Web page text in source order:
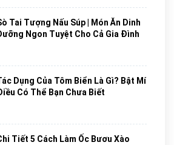
Tai Tượng Nấu Súp | Món Ăn Dinh
Ngon Tuyệt Cho Cả Gia Đình
Dụng Của Tôm Biển Là Gì? Bật Mí
Có Thể Bạn Chưa Biết
Tiết 5 Cách Làm Ốc Bươu Xào